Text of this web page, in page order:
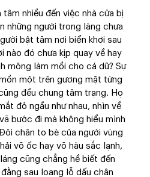
tâm nhiều đến việc nhà cửa bị
những người trong làng chưa
bật tăm nơi biển khơi sau
nào đó chưa kịp quay về hay
mông làm mồi cho cá dữ? Sự
một trên gương mặt từng
đều chung tâm trạng. Họ
đỏ ngầu như nhau, nhìn về
bước đi mà không hiểu mình
chân to bè của người vùng
võ ốc hay võ hàu sắc lạnh,
cũng chẳng hề biết đến
sau loang lỗ dấu chân